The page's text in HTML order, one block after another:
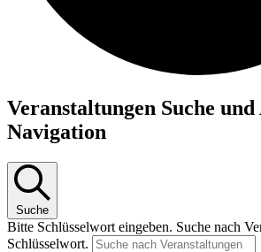
Veranstaltungen
für
Veranstaltungen Suche und
Navigation
Suche
Bitte Schlüsselwort eingeben. Suche nach
Schlüsselwort.